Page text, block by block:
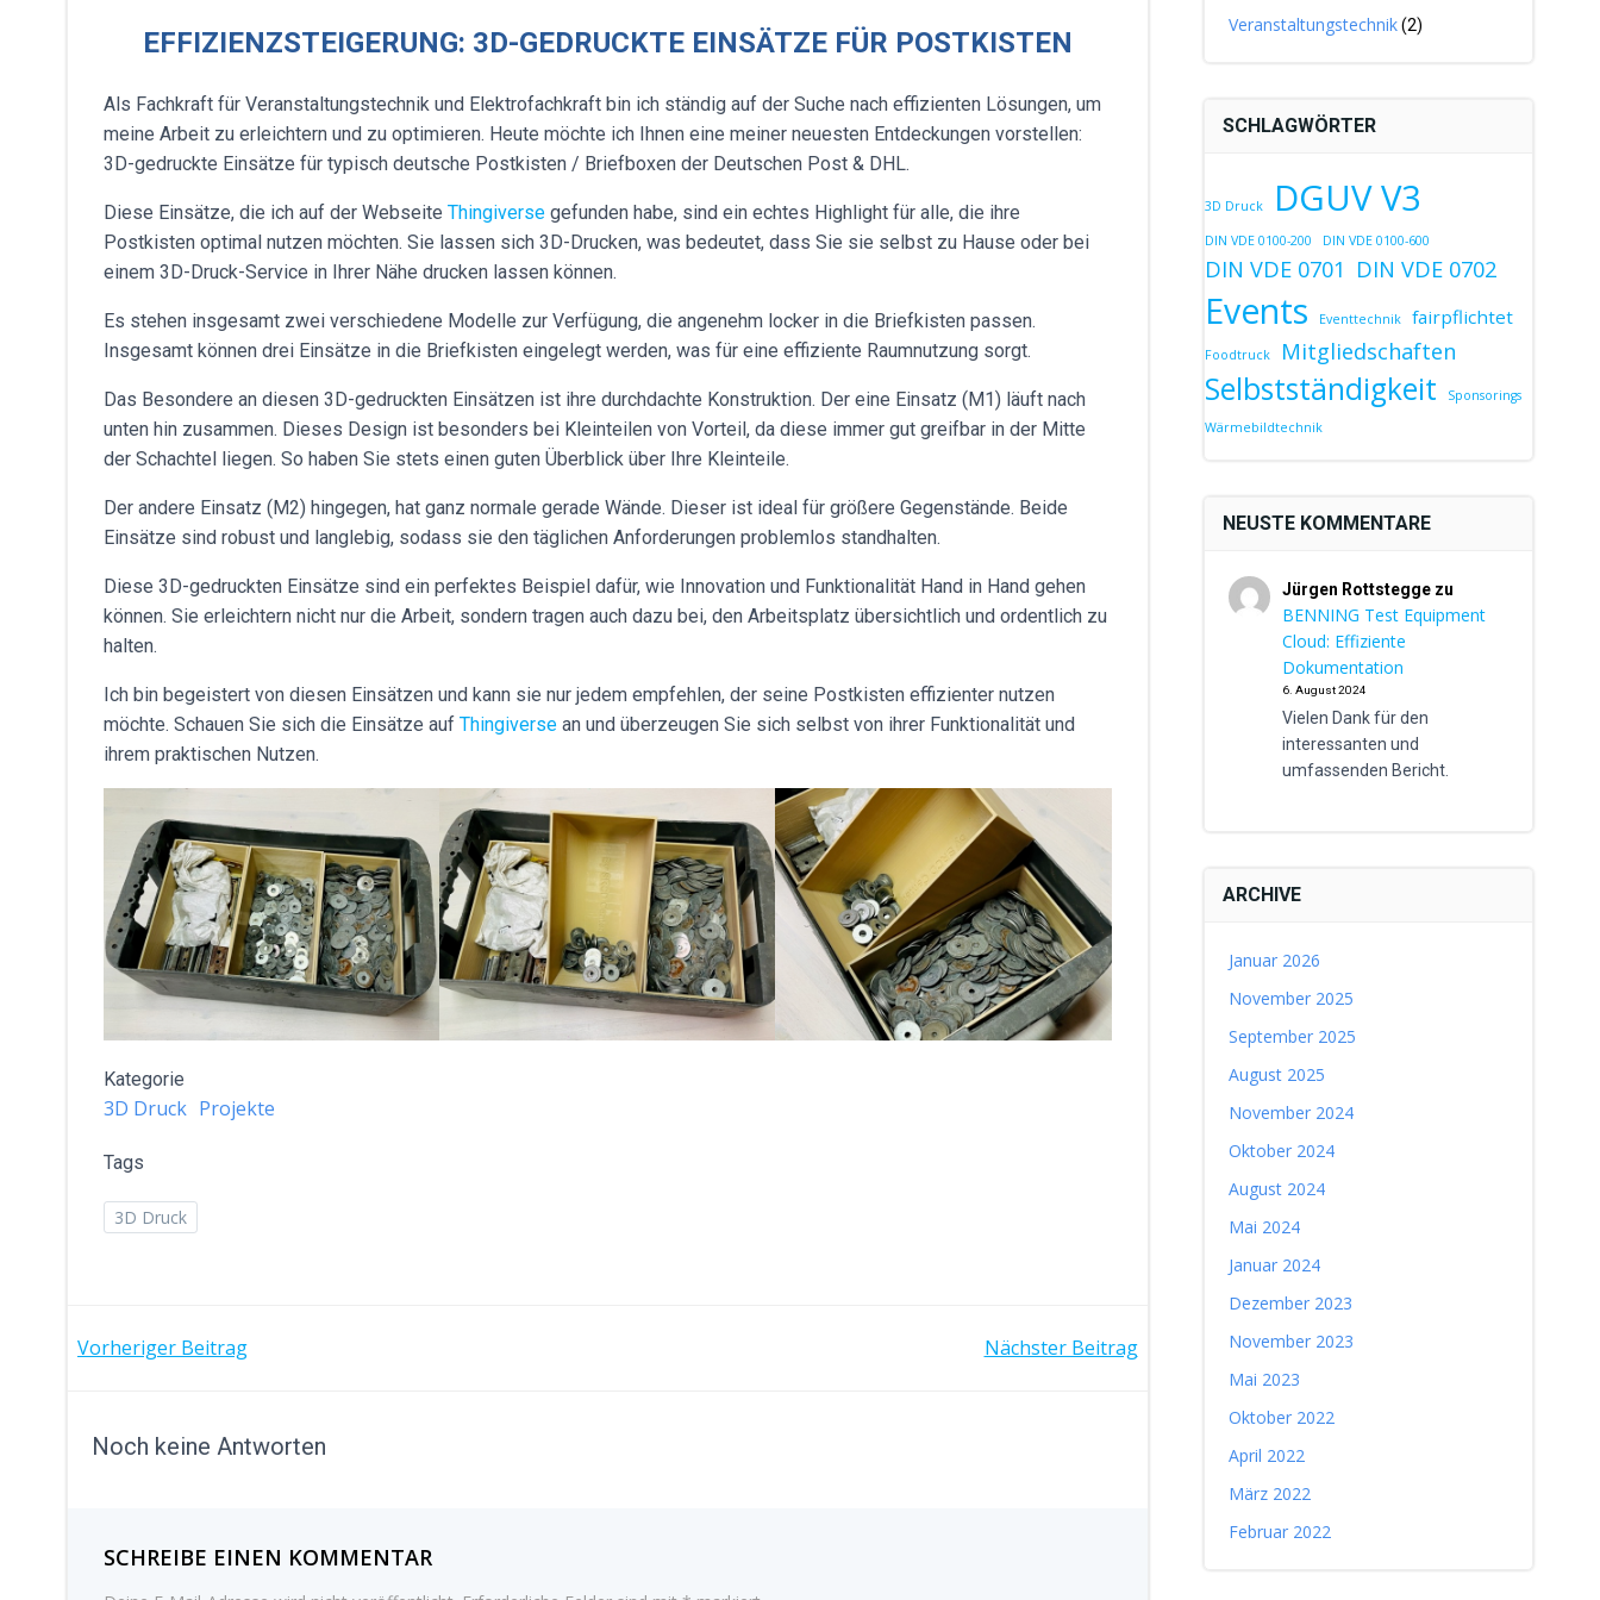
EFFIZIENZSTEIGERUNG: 3D-GEDRUCKTE EINSÄTZE FÜR POSTKISTEN
Als Fachkraft für Veranstaltungstechnik und Elektrofachkraft bin ich ständig auf der Suche nach effizienten Lösungen, um
meine Arbeit zu erleichtern und zu optimieren. Heute möchte ich Ihnen eine meiner neuesten Entdeckungen vorstellen:
3D-gedruckte Einsätze für typisch deutsche Postkisten / Briefboxen der Deutschen Post & DHL.
Diese Einsätze, die ich auf der Webseite Thingiverse gefunden habe, sind ein echtes Highlight für alle, die ihre
Postkisten optimal nutzen möchten. Sie lassen sich 3D-Drucken, was bedeutet, dass Sie sie selbst zu Hause oder bei
einem 3D-Druck-Service in Ihrer Nähe drucken lassen können.
Es stehen insgesamt zwei verschiedene Modelle zur Verfügung, die angenehm locker in die Briefkisten passen.
Insgesamt können drei Einsätze in die Briefkisten eingelegt werden, was für eine effiziente Raumnutzung sorgt.
Das Besondere an diesen 3D-gedruckten Einsätzen ist ihre durchdachte Konstruktion. Der eine Einsatz (M1) läuft nach
unten hin zusammen. Dieses Design ist besonders bei Kleinteilen von Vorteil, da diese immer gut greifbar in der Mitte
der Schachtel liegen. So haben Sie stets einen guten Überblick über Ihre Kleinteile.
Der andere Einsatz (M2) hingegen, hat ganz normale gerade Wände. Dieser ist ideal für größere Gegenstände. Beide
Einsätze sind robust und langlebig, sodass sie den täglichen Anforderungen problemlos standhalten.
Diese 3D-gedruckten Einsätze sind ein perfektes Beispiel dafür, wie Innovation und Funktionalität Hand in Hand gehen
können. Sie erleichtern nicht nur die Arbeit, sondern tragen auch dazu bei, den Arbeitsplatz übersichtlich und ordentlich zu
halten.
Ich bin begeistert von diesen Einsätzen und kann sie nur jedem empfehlen, der seine Postkisten effizienter nutzen
möchte. Schauen Sie sich die Einsätze auf Thingiverse an und überzeugen Sie sich selbst von ihrer Funktionalität und
ihrem praktischen Nutzen.
Kategorie
3D Druck Projekte
Tags
3D Druck
BEITRAGSNAVIGATION
Vorheriger Beitrag BEITRAGSNAVIGATION
Nächster Beitrag
Noch keine Antworten
SCHREIBE EINEN KOMMENTAR
Veranstaltungstechnik(2)
SCHLAGWÖRTER
3D Druck DGUV V3
DIN VDE 0100-200 DIN VDE 0100-600
DIN VDE 0701 DIN VDE 0702
Events Eventtechnik fairpflichtet
Foodtruck Mitgliedschaften
Selbstständigkeit
Sponsorings
Wärmebildtechnik
NEUSTE KOMMENTARE
Jürgen Rottstegge zu
BENNING Test Equipment
Cloud: Effiziente
Dokumentation
6. August 2024
Vielen Dank für den
interessanten und
umfassenden Bericht.
ARCHIVE
Januar 2026
November 2025
September 2025
August 2025
November 2024
Oktober 2024
August 2024
Mai 2024
Januar 2024
Dezember 2023
November 2023
Mai 2023
Oktober 2022
April 2022
März 2022
Februar 2022